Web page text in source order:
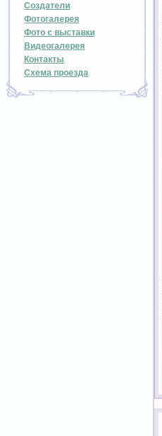
Создатели
Фотогалерея
Фото с выставки
Видеогалерея
Контакты
Схема проезда